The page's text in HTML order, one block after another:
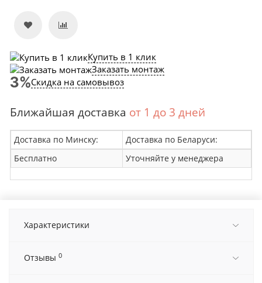
Купить в 1 клик
Заказать монтаж
Скидка на самовывоз
Ближайшая доставка от 1 до 3 дней
Доставка по Минску:
Доставка по Беларуси:
Бесплатно
Уточняйте у менеджера
Характеристики
Отзывы 0